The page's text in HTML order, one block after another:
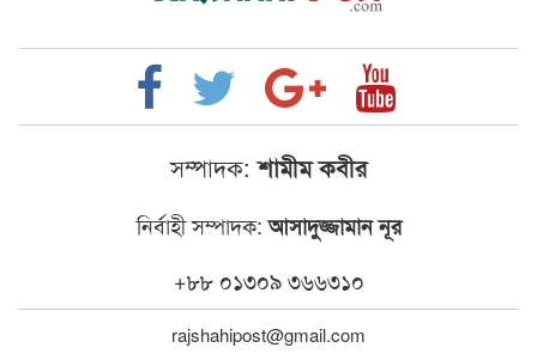
সম্পাদক: শামীম কবীর
নির্বাহী সম্পাদক:আসাদুজ্জামান নূর
+৮৮ ০১৩০৯ ৩৬৬৩১০
rajshahipost@gmail.com